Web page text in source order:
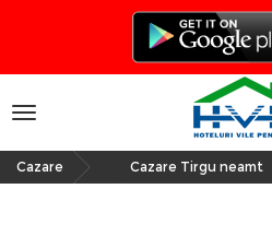
Cazare Cazare Tirgu neamt